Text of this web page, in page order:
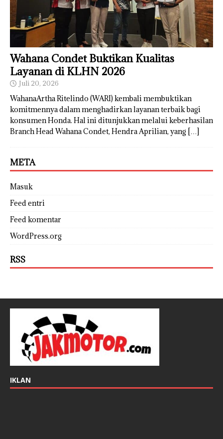
Wahana Condet Buktikan Kualitas
Layanan di KLHN 2026
Juli 20, 2026
WahanaArtha Ritelindo (WARI) kembali membuktikan
komitmennya dalam menghadirkan layanan terbaik bagi
konsumen Honda. Hal ini ditunjukkan melalui keberhasilan
Branch Head Wahana Condet, Hendra Aprilian, yang […]
META
Masuk
Feed entri
Feed komentar
WordPress.org
RSS
IKLAN